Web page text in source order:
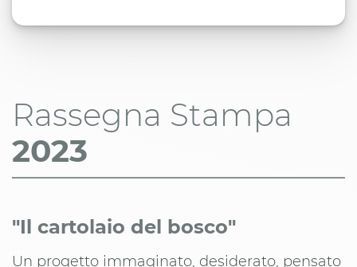
Rassegna Stampa
2023
"Il cartolaio del bosco"
Un progetto immaginato, desiderato, pensato